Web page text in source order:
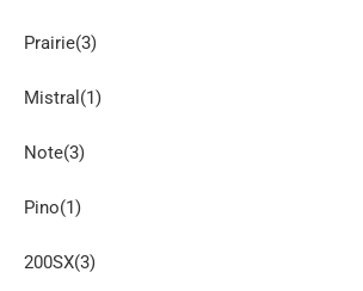
Prairie(3)
Mistral(1)
Note(3)
Pino(1)
200SX(3)